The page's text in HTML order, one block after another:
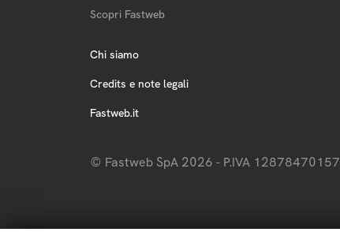
Scopri Fastweb
Chi siamo
Credits e note legali
Fastweb.it
© Fastweb SpA 2026 - P.IVA 12878470157